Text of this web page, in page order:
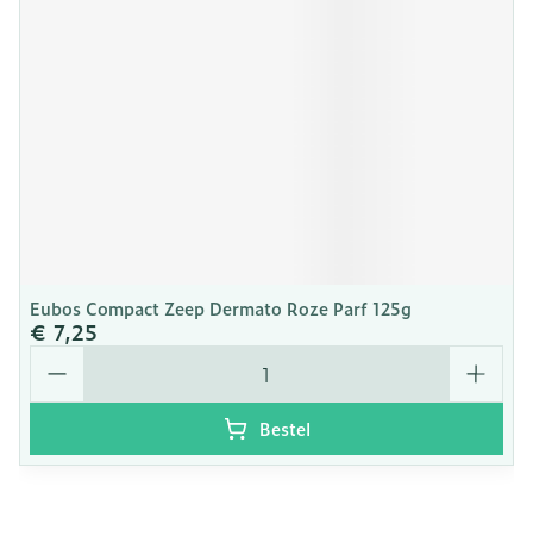
Eubos Compact Zeep Dermato Roze Parf 125g
€ 7,25
Aantal
Bestel